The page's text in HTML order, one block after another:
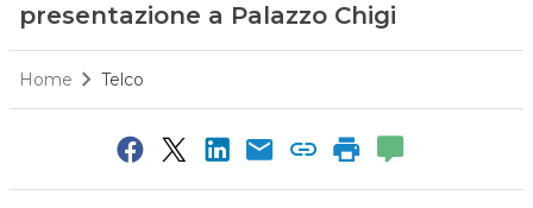
presentazione a Palazzo Chigi
Home Telco